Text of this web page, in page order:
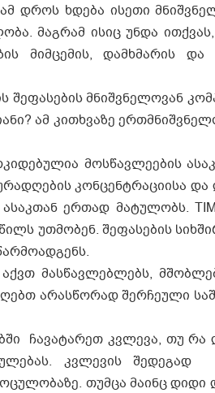
დროს ხდება ისეთი
მაგრამ ისიც უნდა
მიმცემის, დამხმარის და
მნიშ­ვ­ნე­ლო­ვან
ამ კითხ­ვა­ზე
მოს­წავ­ლე­ე­ბის
კონ­ცენ­ტ­რა­ცი­ი­სა
ერ­თად მა­ტუ­ლობს.
უთ­მო­ბენ. შე­ფა­სე­ბის
მასწავლებლებს,
არასწორად შერჩეული
ჩავატარეთ კვლევა, თუ რა
კვლევის
თუმცა მაინც